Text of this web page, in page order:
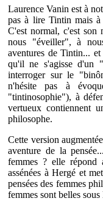
Laurence Vanin est à
pas à lire Tintin mais
C'est normal, c'est son
nous "éveiller", à
aventures de Tintin...
qu'il ne s'agisse d'un
interroger sur le
n'hésite pas à
"tintinosophie"), à
vertueux contiennent
philosophe.
Cette version
aventure de la
femmes ? elle répond
assénées à Hergé et
pensées des femmes
femmes sont belles